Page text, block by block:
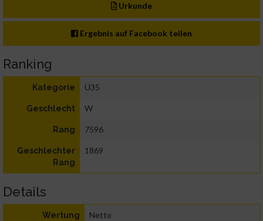
Urkunde
Ergebnis auf Facebook teilen
Ranking
Kategorie Ü35
Geschlecht W
Rang 7596
Geschlechter
Rang
1869
Details
Wertung Netto